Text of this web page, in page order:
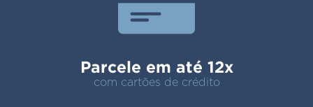
Parcele em até 12x
com cartões de crédito